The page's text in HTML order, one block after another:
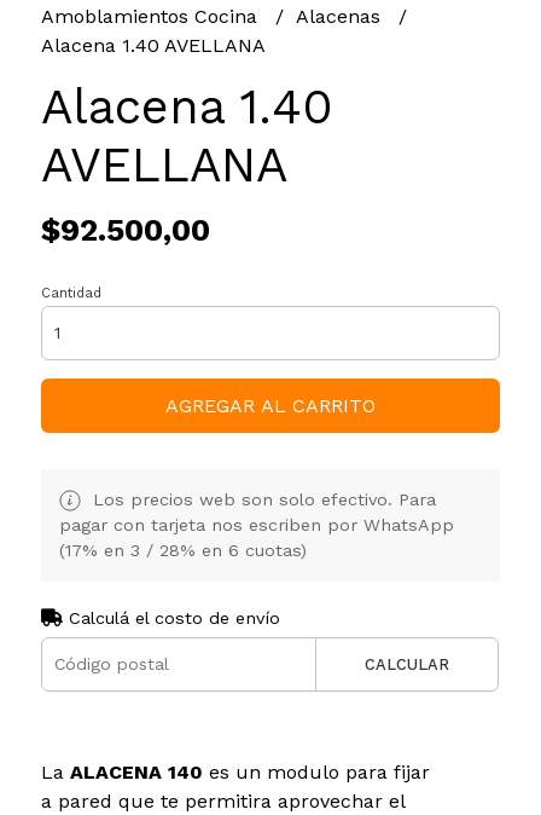
Amoblamientos Cocina
Alacenas
Alacena 1.40 AVELLANA
Alacena 1.40
AVELLANA
$92.500,00
Cantidad
AGREGAR AL CARRITO
Los precios web son solo efectivo. Para
pagar con tarjeta nos escriben por WhatsApp
(17% en 3 / 28% en 6 cuotas)
Calculá el costo de envío
CALCULAR
La ALACENA 140 es un modulo para fijar
a pared que te permitira aprovechar el